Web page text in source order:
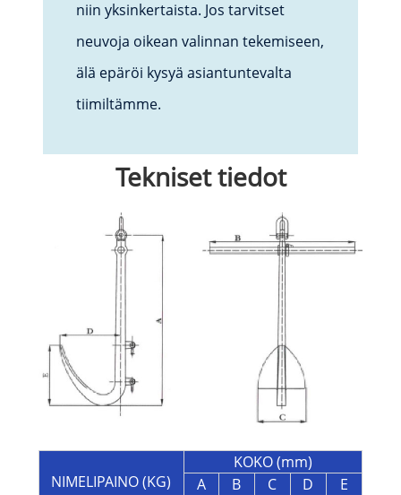
niin yksinkertaista. Jos tarvitset
neuvoja oikean valinnan tekemiseen,
älä epäröi kysyä asiantuntevalta
tiimiltämme.
Tekniset tiedot
NIMELIPAINO (KG)
KOKO (mm)
A
B C D E